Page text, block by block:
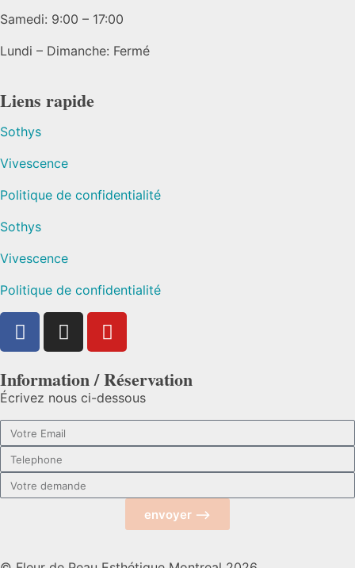
Samedi: 9:00 – 17:00
Lundi – Dimanche: Fermé
Liens rapide
Sothys
Vivescence
Politique de confidentialité
Sothys
Vivescence
Politique de confidentialité
Information / Réservation
Écrivez nous ci-dessous
envoyer ⟶